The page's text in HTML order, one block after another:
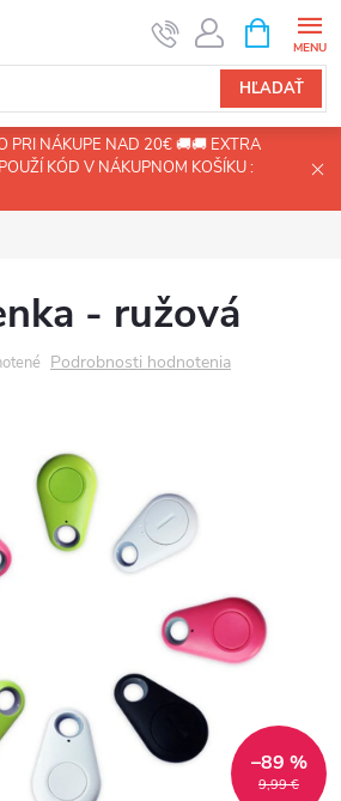
HĽADAŤ
KOŠÍK
PRI NÁKUPE NAD 20€ 🚚🚚 EXTRA
KÓD V NÁKUPNOM KOŠÍKU :
- ružová
Podrobnosti hodnotenia
9,99 €
–89 %